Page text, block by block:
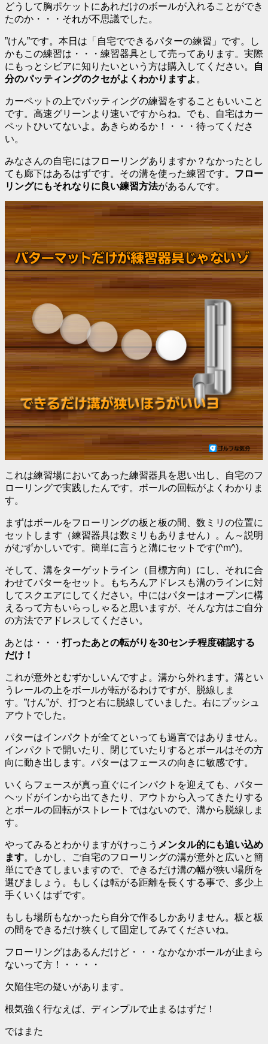
どうして胸ポケットにあれだけのボールが入れることができ
たのか・・・それが不思議でした。
”けん”です。本日は「自宅でできるパターの練習」です。し
かもこの練習は・・・練習器具として売ってあります。実際
にもっとシビアに知りたいという方は購入してください。
自
分のパッティングのクセがよくわかりますよ 。
カーペットの上でパッティングの練習をすることもいいこと
です。高速グリーンより速いですからね。でも、自宅はカー
ペットひいてないよ。あきらめるか！・・・待ってくださ
い。
みなさんの自宅にはフローリングありますか？なかったとし
ても廊下はあるはずです。その溝を使った練習です。 フロー
リングにもそれなりに良い練習方法があるんです。
これは練習場においてあった練習器具を思い出し、自宅のフ
ローリングで実践したんです。ボールの回転がよくわかりま
す。
まずはボールをフローリングの板と板の間、数ミリの位置に
セットします（練習器具は数ミリもありません）。ん～説明
がむずかしいです。簡単に言うと溝にセットです(^m^)。
そして、溝をターゲットライン（目標方向）にし、それに合
わせてパターをセット。もちろんアドレスも溝のラインに対
してスクエアにしてください。中にはパターはオープンに構
えるって方もいらっしゃると思いますが、そんな方はご自分
の方法でアドレスしてください。
あとは・・・打ったあとの転がりを30センチ程度確認する
だけ！
これが意外とむずかしいんですよ。溝から外れます。溝とい
うレールの上をボールが転がるわけですが、脱線しま
す。”けん”が、打つと右に脱線していました。右にプッシュ
アウトでした。
パターはインパクトが全てといっても過言ではありません。
インパクトで開いたり、閉じていたりするとボールはその方
向に動き出します。パターはフェースの向きに敏感です。
いくらフェースが真っ直ぐにインパクトを迎えても、パター
ヘッドがインから出てきたり、アウトから入ってきたりする
とボールの回転がストレートではないので、溝から脱線しま
す。
やってみるとわかりますがけっこう メンタル的にも追い込め
ます。しかし、ご自宅のフローリングの溝が意外と広いと簡
単にできてしまいますので、できるだけ溝の幅が狭い場所を
選びましょう。もしくは転がる距離を長くする事で、多少上
手くいくはずです。
もしも場所もなかったら自分で作るしかありません。板と板
の間をできるだけ狭くして固定してみてくださいね。
フローリングはあるんだけど・・・なかなかボールが止まら
ないって方！・・・・
欠陥住宅の疑いがあります。
根気強く行なえば、ディンプルで止まるはずだ！
ではまた